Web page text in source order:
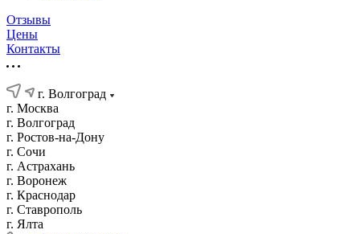
Отзывы
Цены
Контакты
г. Волгоград
г. Москва
г. Волгоград
г. Ростов-на-Дону
г. Сочи
г. Астрахань
г. Воронеж
г. Краснодар
г. Ставрополь
г. Ялта